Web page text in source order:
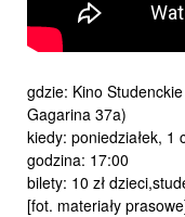
gdzie: Kino Studenckie
Gagarina 37a)
kiedy: poniedziałek, 1
godzina: 17:00
bilety: 10 zł
[fot. materiały